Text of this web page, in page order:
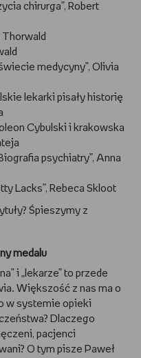
chirurga”, Robert
Thorwald
medycyny”, Olivia
lekarki pisały historię
Cybulski i krakowska
psychiatry”, Anna
Lacks”, Rebeca Skloot
Śpieszymy z
medalu
i „lekarze” to przede
Większość z nas ma o
w systemie opieki
Dlaczego
pacjenci
O tym pisze Paweł